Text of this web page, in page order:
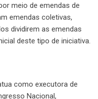
meio de emendas de
emendas coletivas,
dividirem as emendas
deste tipo de iniciativa.
como executora de
Nacional,